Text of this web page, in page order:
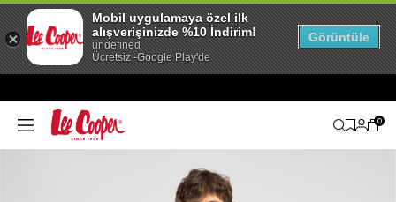
0
Mobil uygulamaya özel ilk
alışverişinizde %10 İndirim!
undefined
Ücretsiz -Google Play'de
Görüntüle